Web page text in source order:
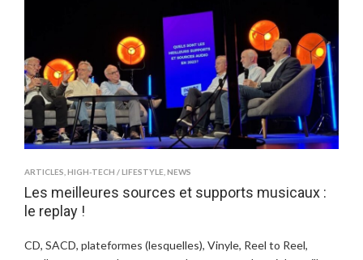
ARTICLES HIGH-TECH / LIFESTYLE NEWS
Les meilleures sources et supports musicaux :
le replay !
CD, SACD, plateformes (lesquelles), Vinyle, Reel to Reel,